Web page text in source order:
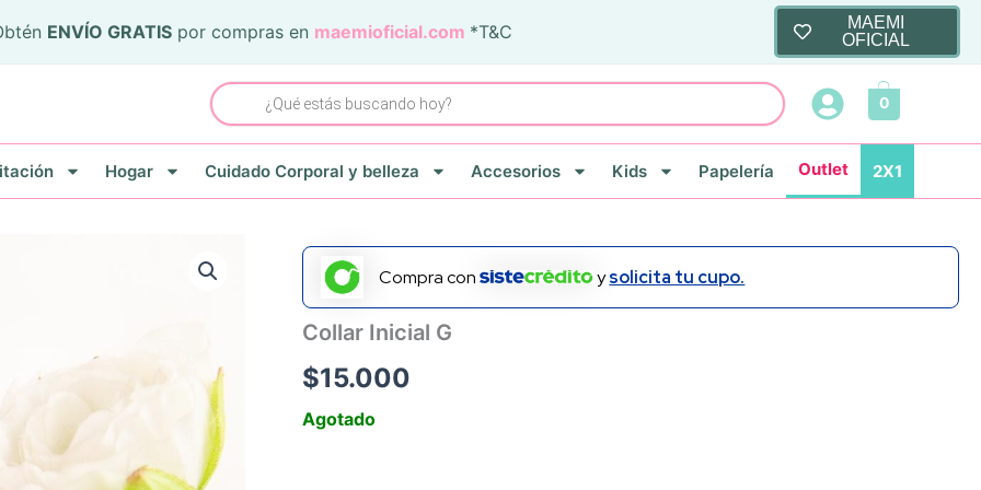
ENVÍO GRATIS por compras en maemioficial.com *T&C
MAEMI
OFICIAL
Búsqueda
de
productos
0
Hogar Cuidado Corporal y belleza Accesorios Kids Papelería Outlet 2X1
Compra con ysolicita tu cupo.
Collar Inicial G
$15.000
Agotado